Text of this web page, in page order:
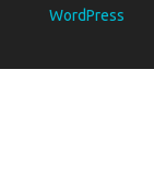
WordPress